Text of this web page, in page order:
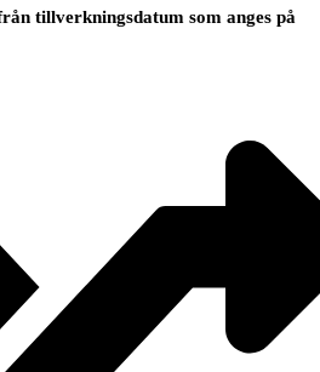
tillverkningsdatum som anges på